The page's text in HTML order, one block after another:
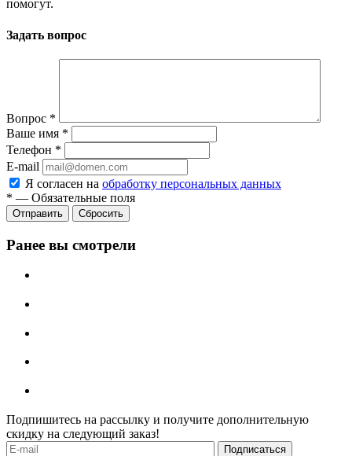
помогут.
Задать вопрос
Вопрос *
Ваше имя *
Телефон *
E-mail
Я согласен на обработку персональных данных
* — Обязательные поля
Отправить Сбросить
Ранее вы смотрели
Подпишитесь на рассылку и получите дополнительную
скидку на следующий заказ!